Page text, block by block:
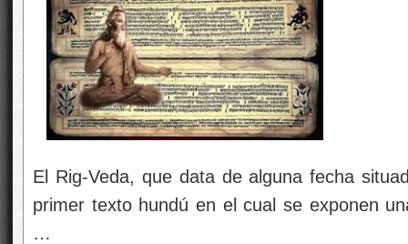
El Rig-Veda, que data de alguna fecha
primer texto hundú en el cual se exponen
…